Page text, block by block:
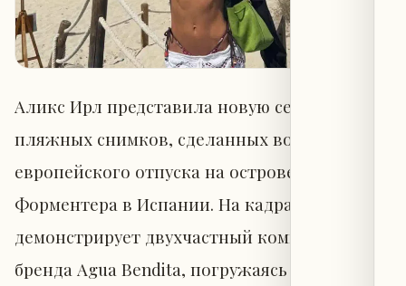
Аликс Ирл представила новую серию
пляжных снимков, сделанных во время
европейского отпуска на острове
Форментера в Испании. На кадрах она
демонстрирует двухчастный комплект
бренда Agua Bendita, погружаясь в